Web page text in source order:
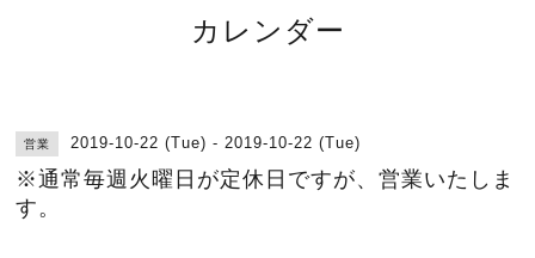
カレンダー
営業 2019-10-22 (Tue) - 2019-10-22 (Tue)
※通常毎週火曜日が定休日ですが、営業いたしま
す。